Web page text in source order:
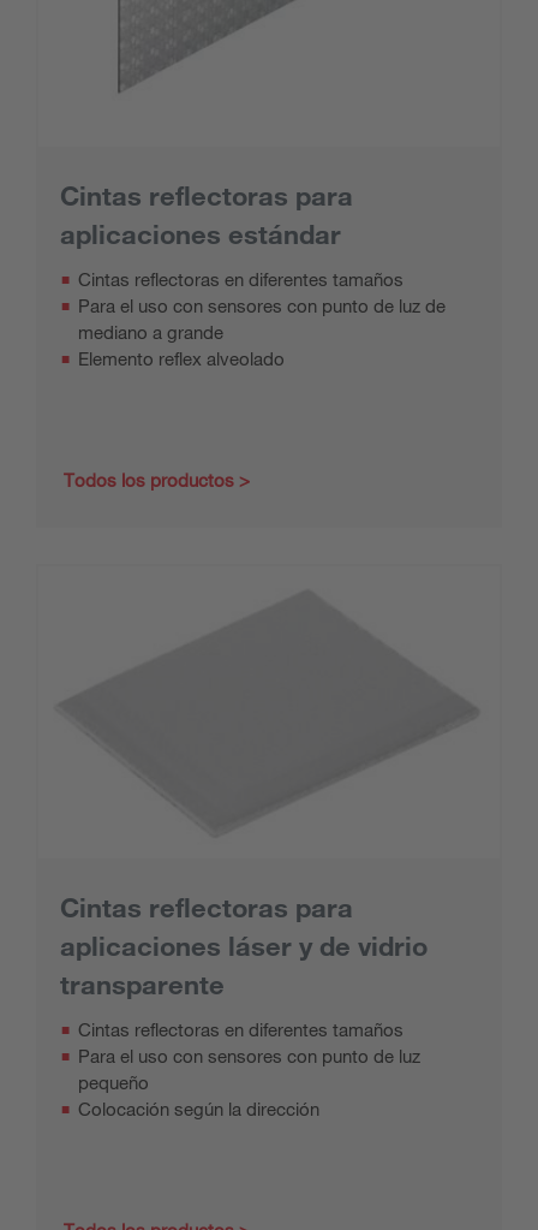
Cintas reflectoras para
aplicaciones estándar
Cintas reflectoras en diferentes tamaños
Para el uso con sensores con punto de luz de
mediano a grande
Elemento reflex alveolado
Todos los productos
Cintas reflectoras para
aplicaciones láser y de vidrio
transparente
Cintas reflectoras en diferentes tamaños
Para el uso con sensores con punto de luz
pequeño
Colocación según la dirección